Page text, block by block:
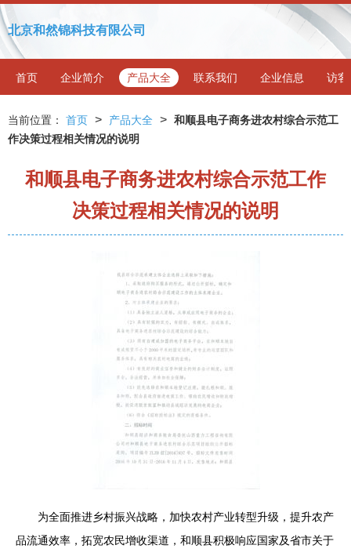
北京和然锦科技有限公司
首页 企业简介 产品大全 联系我们 企业信息 访客
当前位置： 首页 > 产品大全 > 和顺县电子商务进农村综合示范工
作决策过程相关情况的说明
和顺县电子商务进农村综合示范工作
决策过程相关情况的说明
为全面推进乡村振兴战略，加快农村产业转型升级，提升农产
品流通效率，拓宽农民增收渠道，和顺县积极响应国家及省市关于